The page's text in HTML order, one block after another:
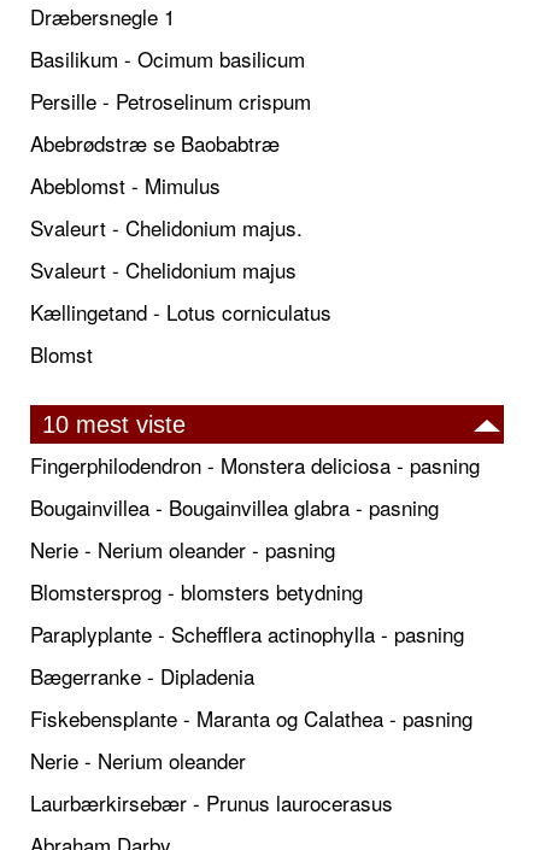
Dræbersnegle 1
Basilikum - Ocimum basilicum
Persille - Petroselinum crispum
Abebrødstræ se Baobabtræ
Abeblomst - Mimulus
Svaleurt - Chelidonium majus.
Svaleurt - Chelidonium majus
Kællingetand - Lotus corniculatus
Blomst
10 mest viste
Fingerphilodendron - Monstera deliciosa - pasning
Bougainvillea - Bougainvillea glabra - pasning
Nerie - Nerium oleander - pasning
Blomstersprog - blomsters betydning
Paraplyplante - Schefflera actinophylla - pasning
Bægerranke - Dipladenia
Fiskebensplante - Maranta og Calathea - pasning
Nerie - Nerium oleander
Laurbærkirsebær - Prunus laurocerasus